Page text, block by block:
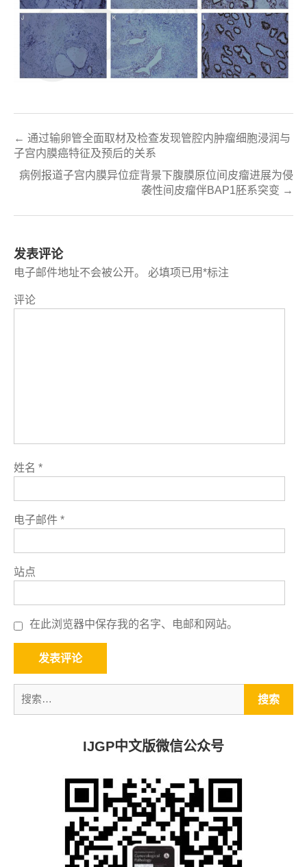
← 通过输卵管全面取材及检查发现管腔内肿瘤细胞浸润与
子宫内膜癌特征及预后的关系
病例报道子宫内膜异位症背景下腹膜原位间皮瘤进展为侵
袭性间皮瘤伴BAP1胚系突变 →
发表评论
电子邮件地址不会被公开。 必填项已用*标注
评论
姓名 *
电子邮件 *
站点
在此浏览器中保存我的名字、电邮和网站。
IJGP中文版微信公众号